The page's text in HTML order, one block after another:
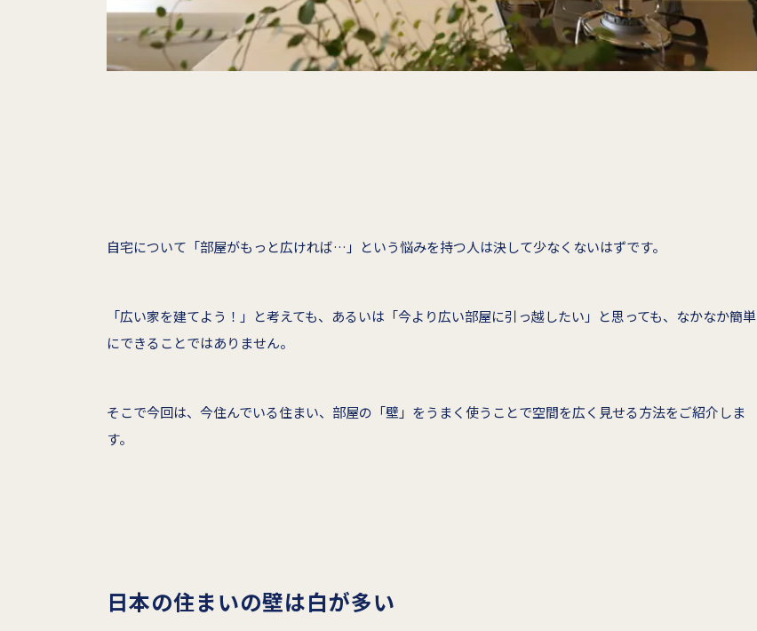
自宅について「部屋がもっと広ければ…」という悩みを持つ人は決して少なくないはずです。
「広い家を建てよう！」と考えても、あるいは「今より広い部屋に引っ越したい」と思っても、なかなか簡単
にできることではありません。
そこで今回は、今住んでいる住まい、部屋の「壁」をうまく使うことで空間を広く見せる方法をご紹介しま
す。
日本の住まいの壁は白が多い